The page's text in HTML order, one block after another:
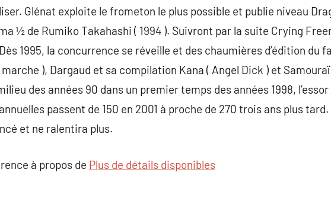
Glénat exploite le frometon le plus possible et publie niveau
½ de Rumiko Takahashi ( 1994 ). Suivront par la suite Crying
1995, la concurrence se réveille et des chaumières d’édition du
marche ), Dargaud et sa compilation Kana ( Angel Dick ) et
des années 90 dans un premier temps des années 1998,
passent de 150 en 2001 à proche de 270 trois ans plus
et ne ralentira plus.
à propos de Plus de détails disponibles